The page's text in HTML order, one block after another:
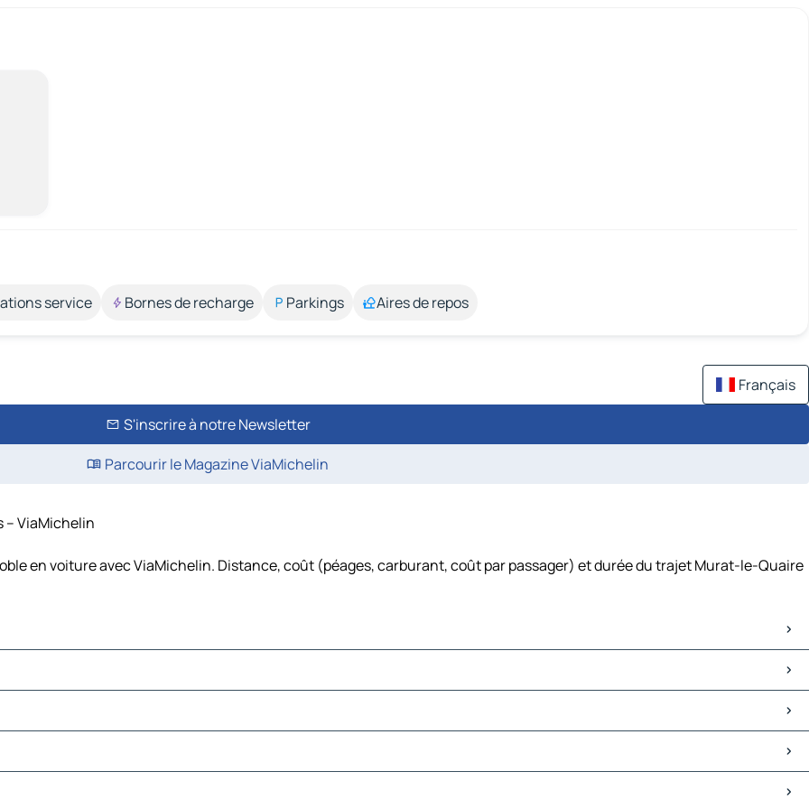
service Bornes de recharge Parkings Aires de repos
Français
S'inscrire à notre Newsletter
Parcourir le Magazine ViaMichelin
– ViaMichelin
en voiture avec ViaMichelin. Distance, coût (péages, carburant, coût par passager) et durée du trajet Murat-le-Quaire